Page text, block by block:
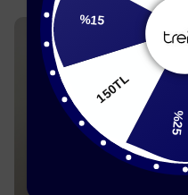
150TL